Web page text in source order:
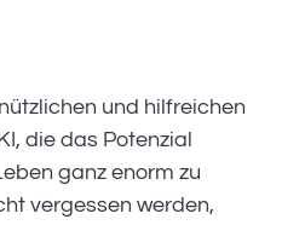
und hilfreichen
die das Potenzial
ganz enorm zu
vergessen werden,